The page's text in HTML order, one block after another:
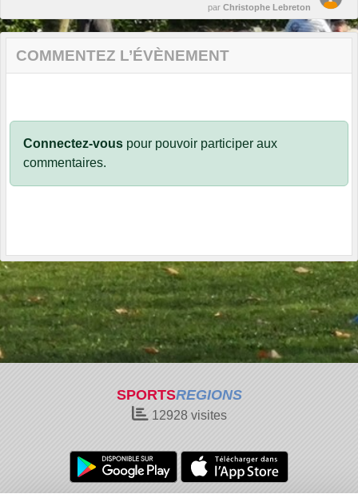
par Christophe Lebreton
COMMENTEZ L’ÉVÈNEMENT
Connectez-vous pour pouvoir participer aux
commentaires.
SPORTSREGIONS
12928visites